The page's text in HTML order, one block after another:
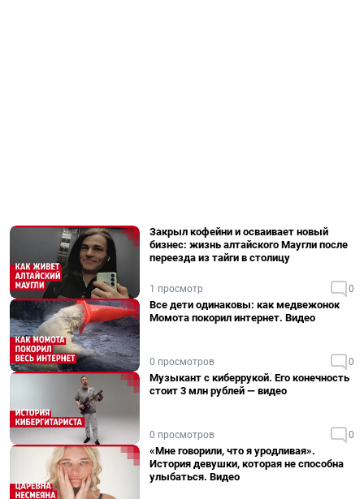
Закрыл кофейни и осваивает новый
бизнес: жизнь алтайского Маугли после
переезда из тайги в столицу
1 просмотр 0
Все дети одинаковы: как медвежонок
Момота покорил интернет. Видео
0 просмотров 0
Музыкант с киберрукой. Его конечность
стоит 3 млн рублей — видео
0 просмотров 0
«Мне говорили, что я уродливая».
История девушки, которая не способна
улыбаться. Видео